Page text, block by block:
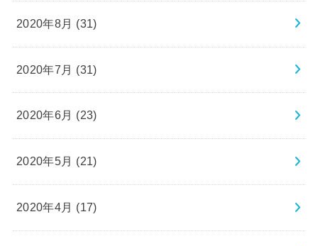
2020年8月 (31)
2020年7月 (31)
2020年6月 (23)
2020年5月 (21)
2020年4月 (17)